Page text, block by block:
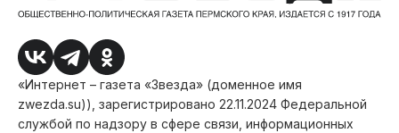
«Интернет – газета «Звезда» (доменное имя
zwezda.su)), зарегистрировано 22.11.2024 Федеральной
службой по надзору в сфере связи, информационных